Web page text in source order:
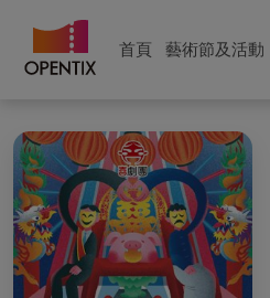
首頁 藝術節及活動